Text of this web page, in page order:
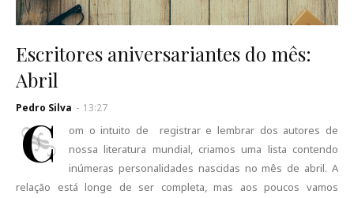
Escritores aniversariantes do mês:
Abril
Pedro Silva - 13:27
C
om o intuito de registrar e lembrar dos autores de
nossa literatura mundial, criamos uma lista contendo
inúmeras personalidades nascidas no mês de abril. A
relação está longe de ser completa, mas aos poucos vamos